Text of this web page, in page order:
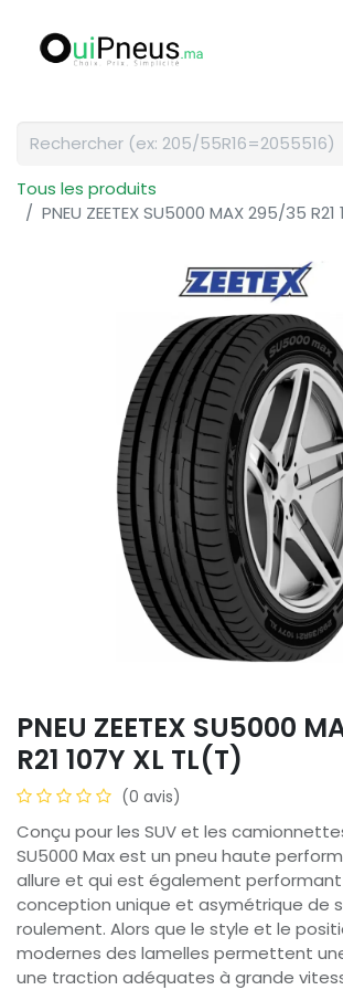
Tous les produits
PNEU ZEETEX SU5000 MAX 295/35 R21
PNEU ZEETEX SU5000
R21 107Y XL TL(T)
(0 avis)
Conçu pour les SUV et les
SU5000 Max est un pneu haute
allure et qui est également
conception unique et asymétrique de
roulement. Alors que le style et le
modernes des lamelles permettent
une traction adéquates à grande